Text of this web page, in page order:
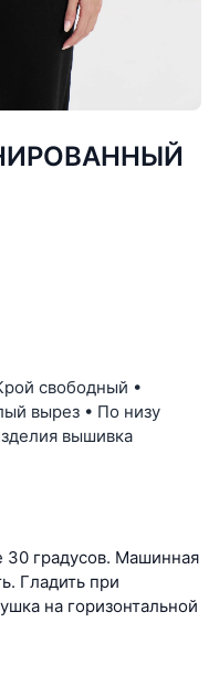
свободный •
вырез • По низу
вышивка
30 градусов. Машинная
Гладить при
на горизонтальной